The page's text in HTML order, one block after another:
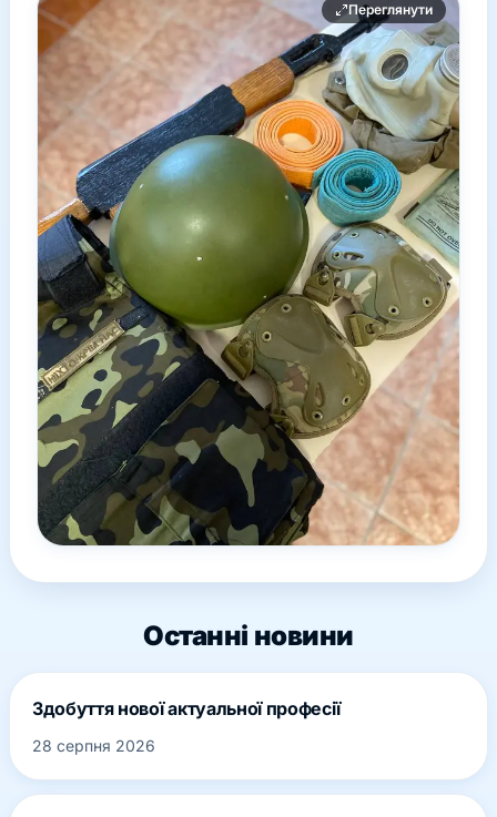
Переглянути
Останні новини
Здобуття нової актуальної професії
28 серпня 2026